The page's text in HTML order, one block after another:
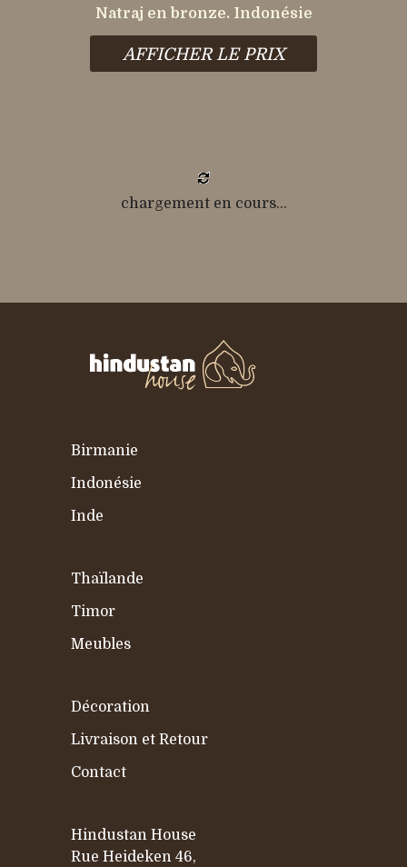
Natraj en bronze. Indonésie
AFFICHER LE PRIX
chargement en cours...
Birmanie
Indonésie
Inde
Thaïlande
Timor
Meubles
Décoration
Livraison et Retour
Contact
Hindustan House
Rue Heideken 46,